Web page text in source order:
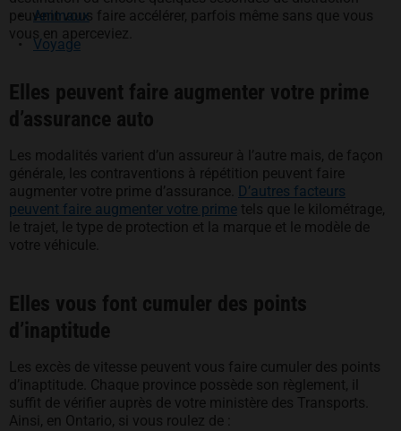
Animaux
Voyage
peuvent vous faire accélérer, parfois même sans que vous
vous en aperceviez.
Elles peuvent faire augmenter votre prime
d’assurance auto
Les modalités varient d’un assureur à l’autre mais, de façon
générale, les contraventions à répétition peuvent faire
augmenter votre prime d’assurance.
D’autres facteurs
peuvent faire augmenter votre prime tels que le kilométrage,
le trajet, le type de protection et la marque et le modèle de
votre véhicule.
Elles vous font cumuler des points
d’inaptitude
Les excès de vitesse peuvent vous faire cumuler des points
d’inaptitude. Chaque province possède son règlement, il
suffit de vérifier auprès de votre ministère des Transports.
Ainsi, en Ontario, si vous roulez de :